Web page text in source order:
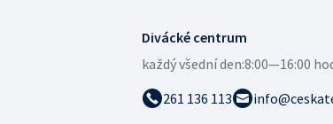
Divácké centrum
každý všední den:8:00—16:00
261 136 113